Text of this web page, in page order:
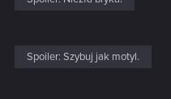
Spoiler: Szybuj jak motyl.